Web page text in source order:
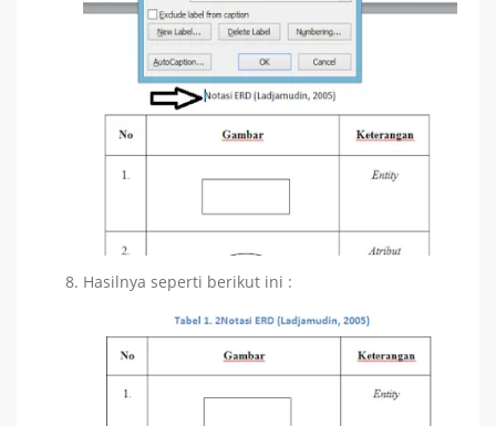
Hasilnya seperti berikut ini :